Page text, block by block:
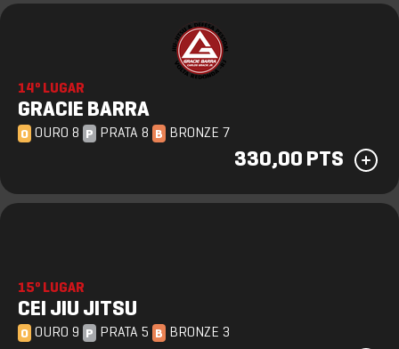
14º LUGAR
GRACIE BARRA
O OURO 8 P PRATA 8 B BRONZE 7
330,00 PTS
15º LUGAR
CEI JIU JITSU
O OURO 9 P PRATA 5 B BRONZE 3